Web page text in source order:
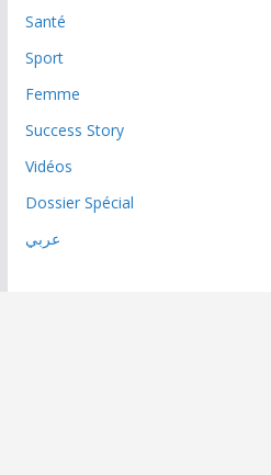
Santé
Sport
Femme
Success Story
Vidéos
Dossier Spécial
عربي